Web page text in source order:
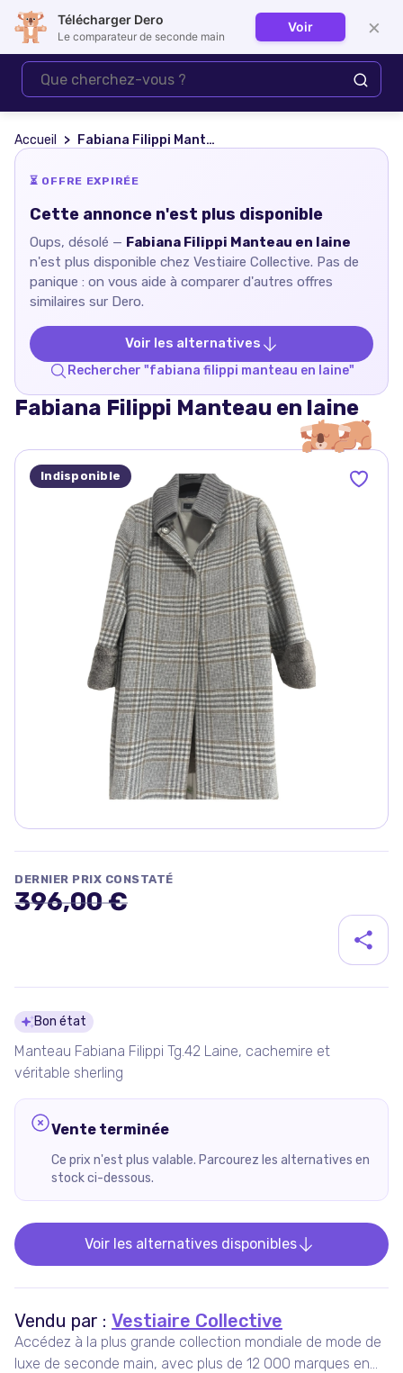
Se connecter
Accueil Fabiana Filippi Manteau en laine
⏳ OFFRE EXPIRÉE
Cette annonce n'est plus disponible
Oups, désolé — Fabiana Filippi Manteau en laine
n'est plus disponible chez Vestiaire Collective. Pas de
panique : on vous aide à comparer d'autres offres
similaires sur Dero.
Voir les alternatives
Rechercher "fabiana filippi manteau en laine"
Fabiana Filippi Manteau en laine
Indisponible
DERNIER PRIX CONSTATÉ
396,00 €
Détails du produit
Bon état
Manteau Fabiana Filippi Tg.42 Laine, cachemire et
véritable sherling
Vente terminée
Ce prix n'est plus valable. Parcourez les alternatives en
stock ci-dessous.
Voir les alternatives disponibles
Vendu par : Vestiaire Collective
Accédez à la plus grande collection mondiale de mode de
luxe de seconde main, avec plus de 12 000 marques en
Télécharger Dero
Le comparateur de seconde main
Voir ×